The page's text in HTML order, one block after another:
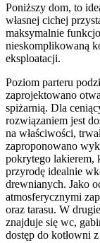
Poniższy dom, to
własnej cichej
maksymalnie
nieskomplikowaną
eksploatacji.
Poziom parteru
zaprojektowano
spiżarnią. Dla
rozwiązaniem jest
na właściwości,
zaproponowano
pokrytego lakierem,
przyrodę idealnie
drewnianych. Jako
atmosferycznymi
oraz tarasu. W
znajduje się wc,
dostęp do kotłowni